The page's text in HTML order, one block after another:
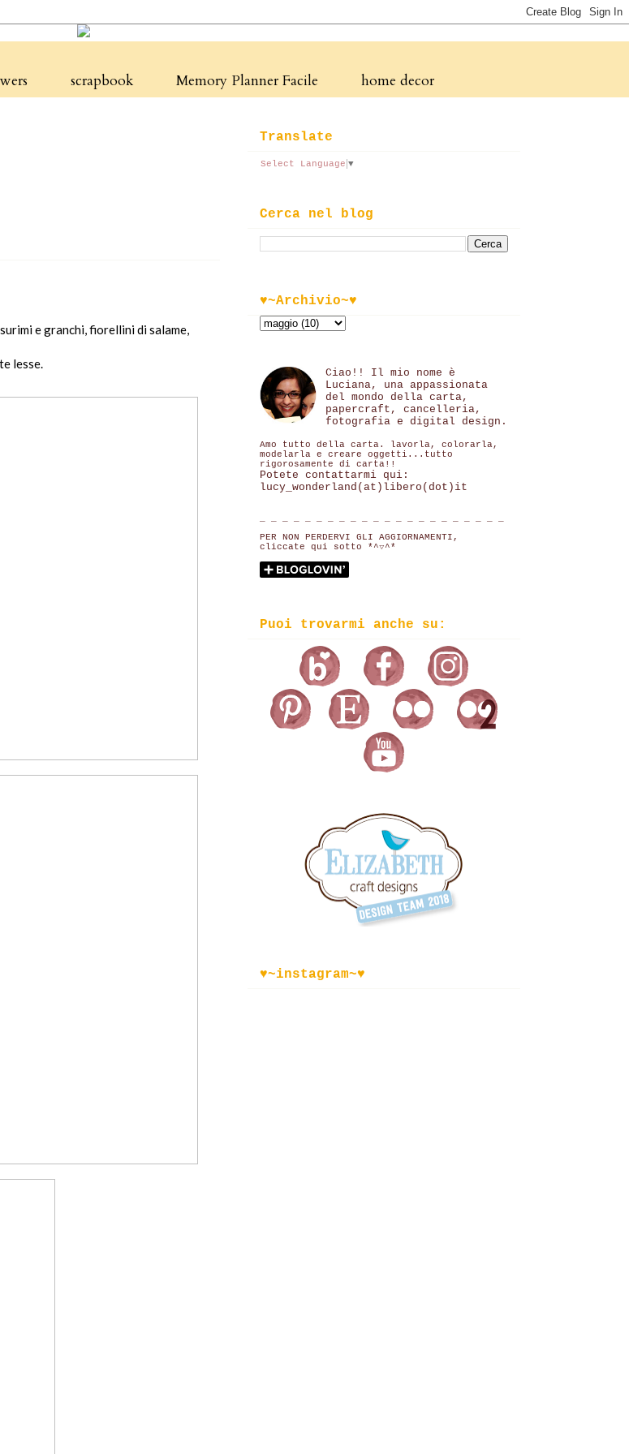
scrapbook Memory Planner Facile home decor
e granchi, fiorellini di salame,
lesse.
Translate
Select Language ▼
Cerca nel blog
♥~Archivio~♥
Ciao!! Il mio nome è
Luciana, una appassionata
del mondo della carta,
papercraft, cancelleria,
fotografia e digital design.
Amo tutto della carta. lavorla, colorarla,
modelarla e creare oggetti...tutto
rigorosamente di carta!!
Potete contattarmi qui:
lucy_wonderland(at)libero(dot)it
PER NON PERDERVI GLI AGGIORNAMENTI,
cliccate qui sotto *^▽^*
Puoi trovarmi anche su:
♥~instagram~♥